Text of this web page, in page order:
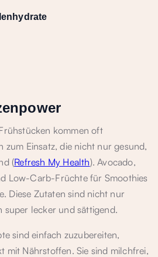
kommen oft
zum Einsatz, die nicht nur gesund,
(Refresh My Health). Avocado,
Low-Carb-Früchte für Smoothies
Diese Zutaten sind nicht nur
super lecker und sättigend.
sind einfach zuzubereiten,
mit Nährstoffen. Sie sind milchfrei,